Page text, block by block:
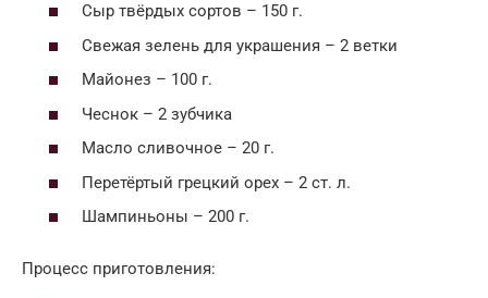
Сыр твёрдых сортов – 150 г.
Свежая зелень для украшения – 2 ветки
Майонез – 100 г.
Чеснок – 2 зубчика
Масло сливочное – 20 г.
Перетёртый грецкий орех – 2 ст. л.
Шампиньоны – 200 г.
Процесс приготовления: